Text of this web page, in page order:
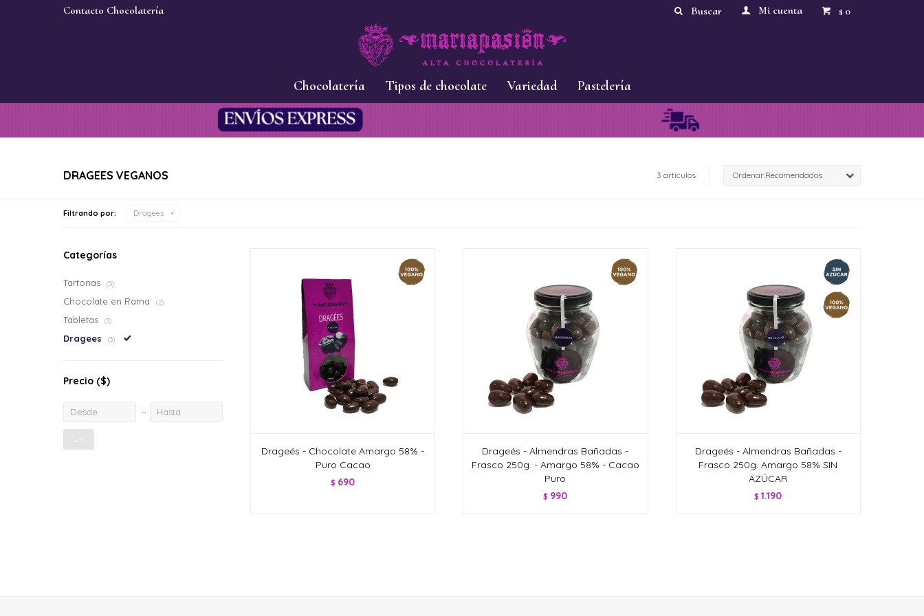
Chocolatería Tipos de chocolate Variedad Pastelería
$ 0
Contacto Chocolatería
DRAGEES VEGANOS 3 artículos Recomendados
Filtrando por: Dragees
Drageés - Chocolate Amargo 58% -
Puro Cacao
$ 690
Drageés - Almendras Bañadas -
Frasco 250g. - Amargo 58% - Cacao
Puro
$ 990
Drageés - Almendras Bañadas -
Frasco 250g. Amargo 58% SIN
AZÚCAR
$ 1.190
Categorías
Tartonas (5)
Chocolate en Rama (2)
Tabletas (3)
Dragees (3)
Precio ($)